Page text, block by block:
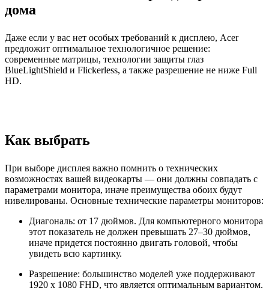
дома
Даже если у вас нет особых требований к дисплею, Acer
предложит оптимальное технологичное решение:
современные матрицы, технологии защиты глаз
BlueLightShield и Flickerless, а также разрешение не ниже Full
HD.
Как выбрать
При выборе дисплея важно помнить о технических
возможностях вашей видеокарты — они должны совпадать с
параметрами монитора, иначе преимущества обоих будут
нивелированы. Основные технические параметры мониторов:
Диагональ: от 17 дюймов. Для компьютерного монитора
этот показатель не должен превышать 27–30 дюймов,
иначе придется постоянно двигать головой, чтобы
увидеть всю картинку.
Разрешение: большинство моделей уже поддерживают
1920 x 1080 FHD, что является оптимальным вариантом.